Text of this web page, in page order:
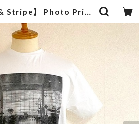
【Star & Stripe】 Photo Print T-shirts Airport | 武蔵小杉のセレクトショップ【ナクール】-nakool-